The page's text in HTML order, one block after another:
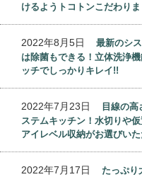
けるようトコトンこだわり
2022年8月5日 最新のシ
は除菌もできる！立体洗浄
ッチでしっかりキレイ!!
2022年7月23日
目線の
ステムキッチン！水切りや
アイレベル収納がお選びい
2022年7月17日 たっぷり